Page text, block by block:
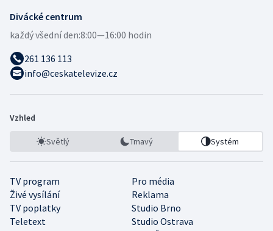
Divácké centrum
každý všední den:8:00—16:00 hodin
261 136 113
info@ceskatelevize.cz
Vzhled
Světlý Tmavý Systém
TV program
Pro média
Živé vysílání
Reklama
TV poplatky
Studio Brno
Teletext
Studio Ostrava